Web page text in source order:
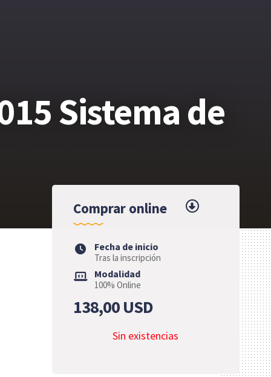
Sistema de
Comprar online
Fecha de inicio
Tras la inscripción
Modalidad
100% Online
138,00USD
Sin existencias